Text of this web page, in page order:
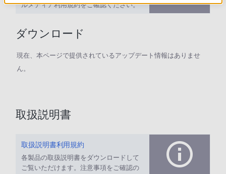
ルメディア利用規約をご確認ください。
ダウンロード
現在、本ページで提供されているアップデート情報はありませ
ん。
取扱説明書
取扱説明書利用規約
各製品の取扱説明書をダウンロードして
ご覧いただけます。注意事項をご確認の